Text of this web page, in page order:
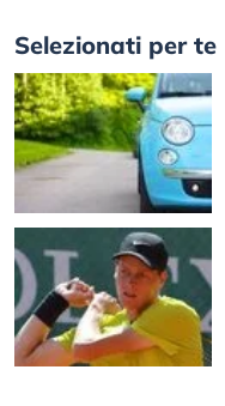
Selezionati per te